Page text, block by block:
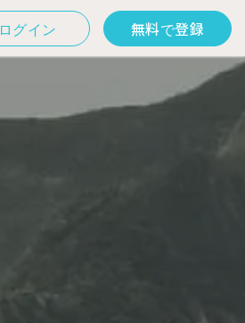
ログイン 無料で登録